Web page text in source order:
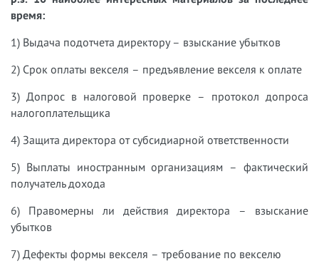
время:
1) Выдача подотчета директору – взыскание убытков
2) Срок оплаты векселя – предъявление векселя к оплате
3) Допрос в налоговой проверке – протокол допроса
налогоплательщика
4) Защита директора от субсидиарной ответственности
5) Выплаты иностранным организациям – фактический
получатель дохода
6) Правомерны ли действия директора – взыскание
убытков
7) Дефекты формы векселя – требование по векселю